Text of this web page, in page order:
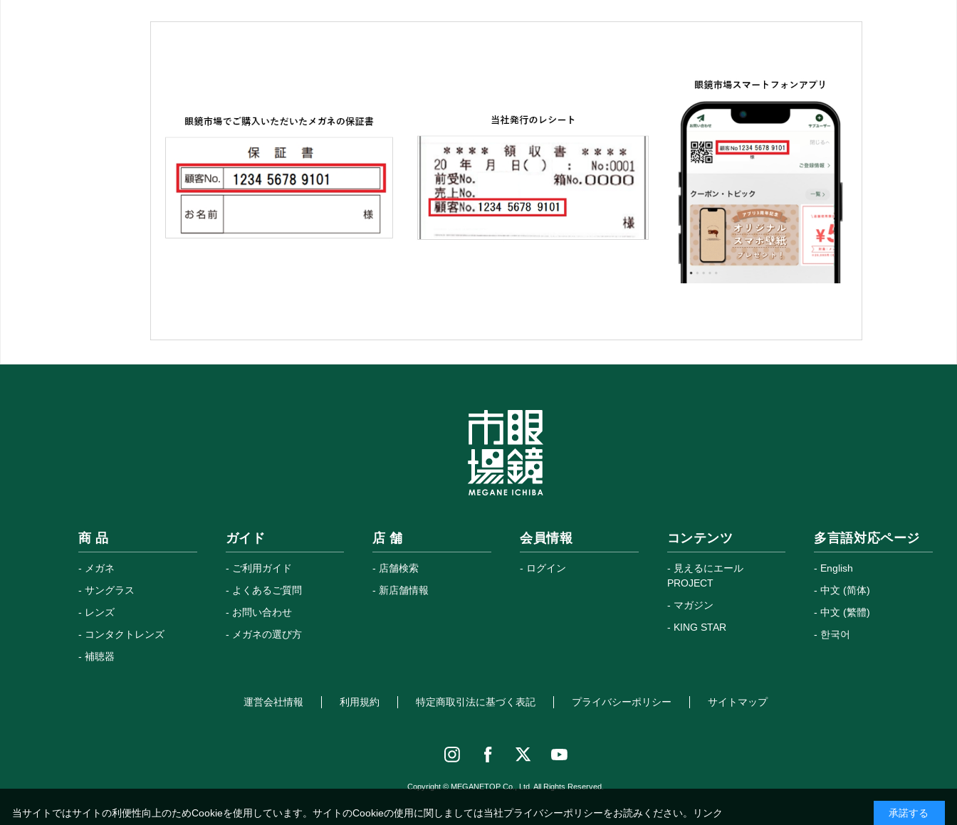
商 品
メガネ
サングラス
レンズ
コンタクトレンズ
補聴器
ガイド
ご利用ガイド
よくあるご質問
お問い合わせ
メガネの選び方
店 舗
店舗検索
新店舗情報
会員情報
ログイン
コンテンツ
見えるにエール
PROJECT
マガジン
KING STAR
多言語対応ページ
English
中文 (简体)
中文 (繁體)
한국어
運営会社情報 利用規約 特定商取引法に基づく表記 プライバシーポリシー サイトマップ
Copyright © MEGANETOP Co., Ltd. All Rights Reserved.
当サイトではサイトの利便性向上のためCookieを使用しています。サイトのCookieの使用に関しましては当社プライバシーポリシーをお読みください。 リンク 承諾する